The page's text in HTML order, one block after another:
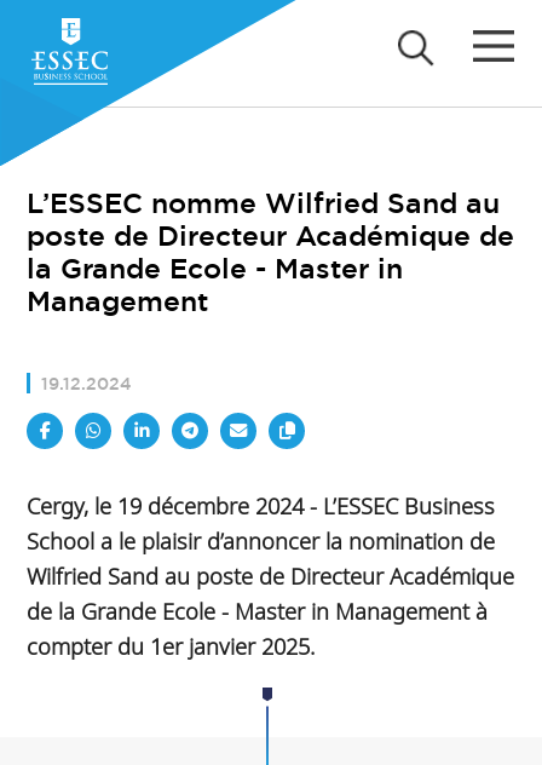
L’ESSEC nomme Wilfried Sand au
poste de Directeur Académique de
la Grande Ecole - Master in
Management
19.12.2024
Cergy, le 19 décembre 2024 - L’ESSEC Business
School a le plaisir d’annoncer la nomination de
Wilfried Sand au poste de Directeur Académique
de la Grande Ecole - Master in Management à
compter du 1er janvier 2025.